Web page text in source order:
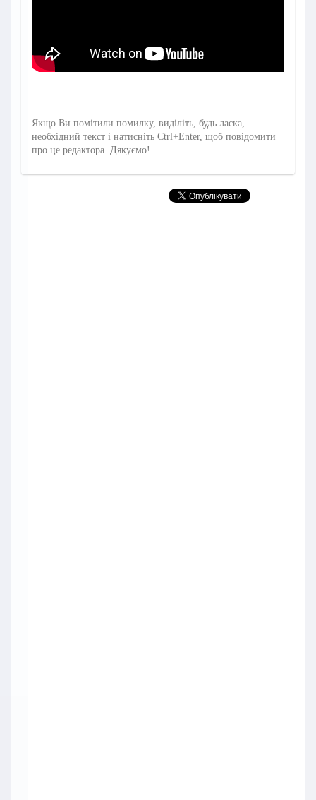
Якщо Ви помітили помилку, виділіть, будь ласка,
необхідний текст і натисніть Ctrl+Enter, щоб повідомити
про це редактора. Дякуємо!